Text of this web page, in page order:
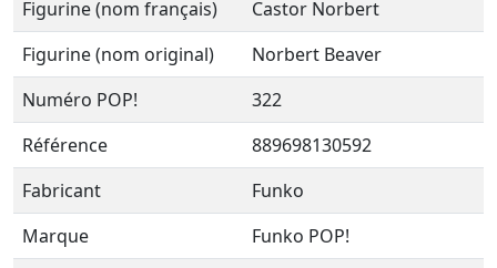
Figurine (nom français)
Castor Norbert
Figurine (nom original)
Norbert Beaver
Numéro POP!
322
Référence
889698130592
Fabricant
Funko
Marque
Funko POP!